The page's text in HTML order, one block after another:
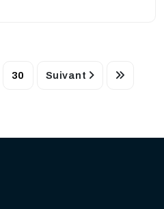
30 Suivant